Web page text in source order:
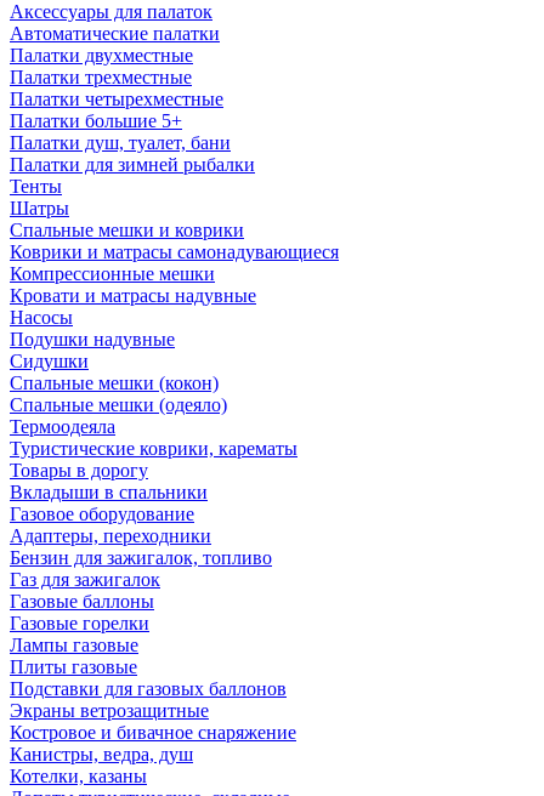
Аксессуары для палаток
Автоматические палатки
Палатки двухместные
Палатки трехместные
Палатки четырехместные
Палатки большие 5+
Палатки душ, туалет, бани
Палатки для зимней рыбалки
Тенты
Шатры
Спальные мешки и коврики
Коврики и матрасы самонадувающиеся
Компрессионные мешки
Кровати и матрасы надувные
Насосы
Подушки надувные
Сидушки
Спальные мешки (кокон)
Спальные мешки (одеяло)
Термоодеяла
Туристические коврики, карематы
Товары в дорогу
Вкладыши в спальники
Газовое оборудование
Адаптеры, переходники
Бензин для зажигалок, топливо
Газ для зажигалок
Газовые баллоны
Газовые горелки
Лампы газовые
Плиты газовые
Подставки для газовых баллонов
Экраны ветрозащитные
Костровое и бивачное снаряжение
Канистры, ведра, душ
Котелки, казаны